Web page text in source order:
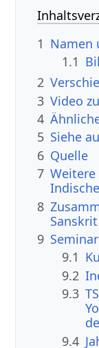
1 Namen
1.1
2
3 Video
4
5 Siehe
6 Quelle
7
8
9
9.1
9.2
9.3
9.4